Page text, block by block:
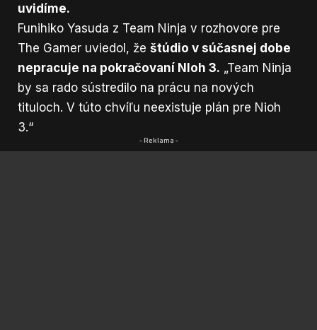
uvidíme.
Funihiko Yasuda z Team Ninja v rozhovore pre
The Gamer uviedol, že štúdio v súčasnej dobe
nepracuje na pokračovaní NIoh 3. „Team Ninja
by sa rado sústredilo na prácu na nových
tituloch. V túto chvíľu neexistuje plán pre Nioh
3.“
- Reklama -